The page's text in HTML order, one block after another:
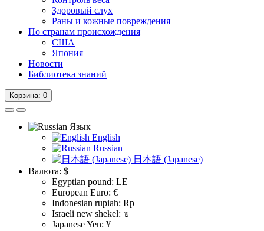
Здоровый слух
Раны и кожные повреждения
По странам происхождения
США
Япония
Новости
Библиотека знаний
Корзина: 0
Язык
English
Russian
日本語 (Japanese)
Валюта: $
Egyptian pound: LE
European Euro: €
Indonesian rupiah: Rp
Israeli new shekel: ₪
Japanese Yen: ¥